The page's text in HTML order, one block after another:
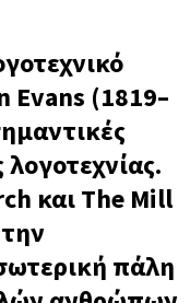
Evans (1819–
και The Mill
πάλη